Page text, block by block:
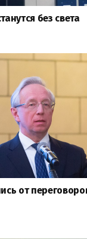
без света
от